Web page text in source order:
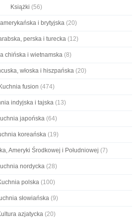
Książki (56)
i brytyjska (20)
perska i turecka (12)
chińska i wietnamska (8)
włoska i hiszpańska (20)
fusion (474)
indyjska i tajska (13)
japońska (64)
koreańska (19)
Ameryki Środkowej i Południowej (7)
nordycka (28)
polska (100)
słowiańska (9)
azjatycka (20)